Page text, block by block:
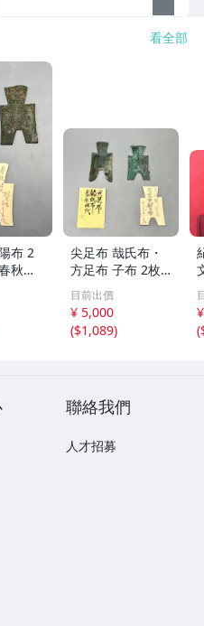
看全部
布 2
秋戦
古代
幣 銅
クシ
尖足布 哉氏布・
方足布 子布 2枚
セット 中国戦国
古銭 布幣 古銭 貨
布 貨幣
目前出價
¥ 5,000
($1,089)
(
聯絡我們
人才招募